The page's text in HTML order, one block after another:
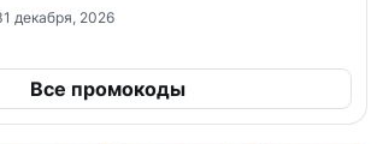
декабря, 2026
Все промокоды